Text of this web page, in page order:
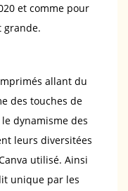
et comme pour
grande.
allant du
des touches de
dynamisme des
leurs diversitées
utilisé. Ainsi
unique par les